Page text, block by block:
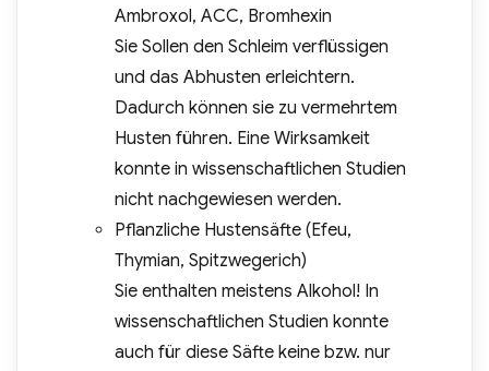
Ambroxol, ACC, Bromhexin
Sie Sollen den Schleim verflüssigen
und das Abhusten erleichtern.
Dadurch können sie zu vermehrtem
Husten führen. Eine Wirksamkeit
konnte in wissenschaftlichen Studien
nicht nachgewiesen werden.
Pflanzliche Hustensäfte (Efeu,
Thymian, Spitzwegerich)
Sie enthalten meistens Alkohol! In
wissenschaftlichen Studien konnte
auch für diese Säfte keine bzw. nur